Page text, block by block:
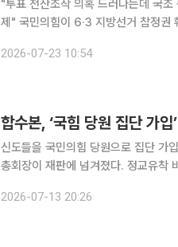
"투표 전산조작 의혹 드러나는데 국
제" 국민의힘이 6·3 지방선거 참정권 훼손 의혹에 대한 국회 국정조사 기간 연장을 공식 제안했다.
다는 이유에서다. 정점식
2026-07-23 10:54
합수본, ‘국힘 당원 집단 가
신도들을 국민의힘 당원으로 집단 가
총회장이 재판에 넘겨졌다. 정교유착 비리 의혹을 수사하는 검·경 합동수사본부는 13일 이 총회장을
지파 전 총무 등 구속된 3명도 같은
2026-07-13 20:26